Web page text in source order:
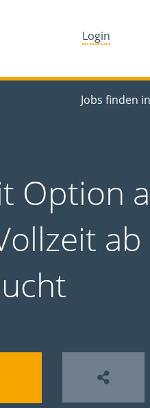
Login
Jobs finden in
Option
ab